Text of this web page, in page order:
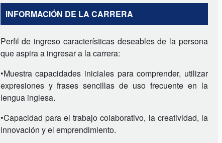
INFORMACIÓN DE LA CARRERA
Perfil de ingreso características deseables de la persona
que aspira a ingresar a la carrera:
•Muestra capacidades iniciales para comprender, utilizar
expresiones y frases sencillas de uso frecuente en la
lengua inglesa.
•Capacidad para el trabajo colaborativo, la creatividad, la
innovación y el emprendimiento.